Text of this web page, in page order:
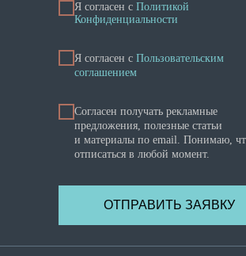
Я согласен с Политикой
Конфиденциальности
Я cогласен с Пользовательским
соглашением
Согласен получать рекламные
предложения, полезные статьи
и материалы по email. Понимаю,
отписаться в любой момент.
ОТПРАВИТЬ ЗАЯВКУ